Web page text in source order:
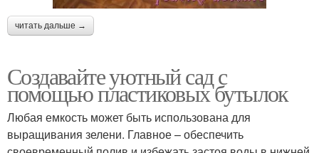
читать дальше →
Создавайте уютный сад с
помощью пластиковых бутылок
Любая емкость может быть использована для
выращивания зелени. Главное – обеспечить